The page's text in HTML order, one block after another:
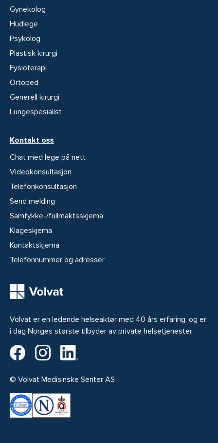
Volvat er en ledende helseaktør med 40 års erfaring, og er
i dag Norges største tilbyder av private helsetjenester
Volvat på Facebook
Volvat på Instagram
© Volvat Medisinske Senter AS
Gynekolog
Hudlege
Psykolog
Plastisk kirurgi
Fysioterapi
Ortoped
Generell kirurgi
Lungespesialist
Kontakt oss
Chat med lege på nett
Videokonsultasjon
Telefonkonsultasjon
Send melding
Samtykke-/fullmaktsskjema
Klageskjema
Kontaktskjema
Telefonnummer og adresser